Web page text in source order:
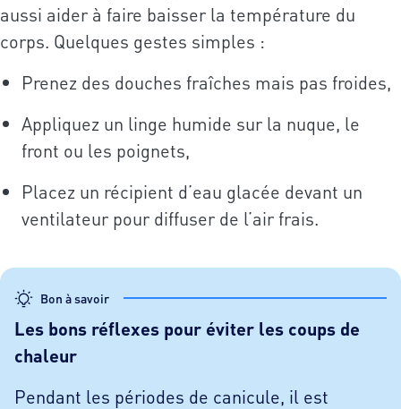
aussi aider à faire baisser la température du
corps. Quelques gestes simples :
Prenez des douches fraîches mais pas froides,
Appliquez un linge humide sur la nuque, le
front ou les poignets,
Placez un récipient d’eau glacée devant un
ventilateur pour diffuser de l’air frais.
Bon à savoir
Les bons réflexes pour éviter les coups de
chaleur
Pendant les périodes de canicule, il est